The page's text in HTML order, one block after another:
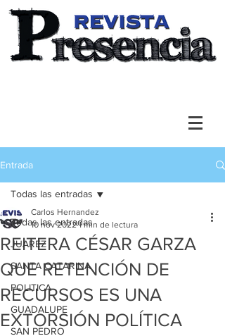
Entrada
Todas las entradas
JUAREZ
SANTA CATARINA
POLITICA
GUADALUPE
SAN PEDRO
Todas las entradas
REITERA CÉSAR GARZA
QUE RETENCIÓN DE
RECURSOS ES UNA
EXTORSIÓN POLÍTICA
Carlos Hernandez
10 nov 2022 1 min de lectura